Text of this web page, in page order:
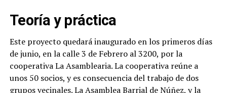
Teoría y práctica
Este proyecto quedará inaugurado en los primeros días
de junio, en la calle 3 de Febrero al 3200, por la
cooperativa La Asamblearia. La cooperativa reúne a
unos 50 socios, y es consecuencia del trabajo de dos
grupos vecinales. La Asamblea Barrial de Núñez, y la